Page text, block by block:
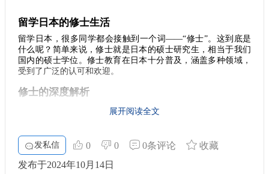
5. 拥抱挑战与机遇
留学生活的确充满挑战，但与此同时，机遇也随之而来。在这
里，你将能够感受到不同于国内的学习氛围，以及多元文化的
魅力。尽量调节好自己的情绪，并保持开放的心态，去迎接每
让你更加坚定。 希望本文能够帮助你更清晰地规划进入东京大
实现自己的梦想！无论遇到什么困难，永远相信自己是能够成
导，帮助你顺利进入你心仪的学校。 ## 3. 适应生活 赴日留学
后，生活的适应与学习同样重要。初到日本，面对陌生的环境
和文化，确实会有些不适应。但我建议你积极参与校园活动，
加入社团，结交当地学生和其他国际学生。在交朋友的过程
中，你不仅能锻炼语言能力，还能更深入地了解日本文化。 在
饮食方面，虽然日本的美食令人垂涎，但也要注意饮食的均
衡，保持健康。尝试在超市自己做饭，这样不仅能省钱，有助
学习与成长 在学习上，日本的教授通常会鼓励学生主动提问，
表达能力。此外，利用学校的各种资源，如图书馆、学术交流
会等，来充实自己的学术知识。 记得在学习之外也要寻找机会
提升自己，比如参加实习，或加入项目合作，这将大大增强你
留学日本的修士生活
留学日本，很多同学都会接触到一个词——“修士”。这到底是
什么呢？简单来说，修士就是日本的硕士研究生，相当于我们
国内的硕士学位。修士教育在日本十分普及，涵盖多种领域，
受到了广泛的认可和欢迎。
修士的深度解析
在日本，修士的学习时间通常为两年，期间不仅有理论课程，
这里的教学方式大多以小班制为主，老师与学生之间的互动非
常频繁，有助于提升学习效率。
展开阅读全文
发私信 0 0 0条评论
收藏
发布于2024年10月14日